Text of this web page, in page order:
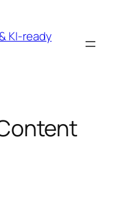
KI-ready